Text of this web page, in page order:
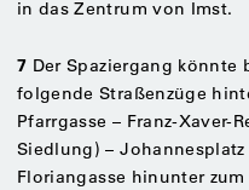
in das Zentrum von Imst.
7 Der Spaziergang könnte
folgende Straßenzüge
Pfarrgasse – Franz-Xaver-
Siedlung) – Johannesplatz
Floriangasse hinunter